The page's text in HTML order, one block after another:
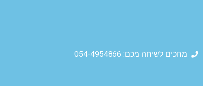
מחכים לשיחה מכם: 054-4954866